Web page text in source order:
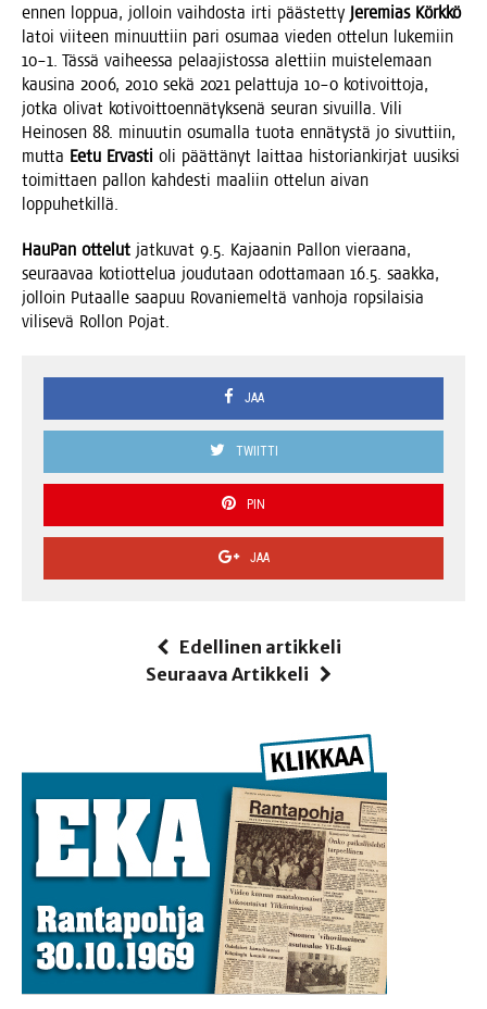
ennen lop­pua, jol­loin vaih­dos­ta irti pääs­tet­ty Jere­mias Körk­kö
latoi vii­teen minuut­tiin pari osu­maa vie­den otte­lun luke­miin
10–1. Täs­sä vai­hees­sa pelaa­jis­tos­sa alet­tiin muis­te­le­maan
kausi­na 2006, 2010 sekä 2021 pelat­tu­ja 10–0 koti­voit­to­ja,
jot­ka oli­vat koti­voit­toen­nä­tyk­se­nä seu­ran sivuil­la. Vili
Hei­no­sen 88. minuu­tin osu­mal­la tuo­ta ennä­tys­tä jo sivut­tiin,
mut­ta Eetu Ervas­ti oli päät­tä­nyt lait­taa his­to­rian­kir­jat uusik­si
toi­mit­taen pal­lon kah­des­ti maa­liin otte­lun aivan
loppuhetkillä.
Hau­Pan otte­lut jat­ku­vat 9.5. Kajaa­nin Pal­lon vie­raa­na,
seu­raa­vaa kotiot­te­lua jou­du­taan odot­ta­maan 16.5. saak­ka,
jol­loin Putaal­le saa­puu Rova­nie­mel­tä van­ho­ja rop­si­lai­sia
vili­se­vä Rol­lon Pojat.
JAA
TWIITTI
PIN
JAA
Edellinen artikkeli
Seuraava Artikkeli